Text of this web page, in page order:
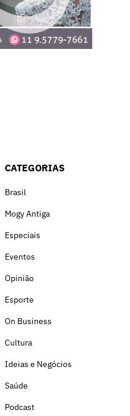
CATEGORIAS
Brasil
Mogy Antiga
Especiais
Eventos
Opinião
Esporte
On Business
Cultura
Ideias e Negócios
Saúde
Podcast